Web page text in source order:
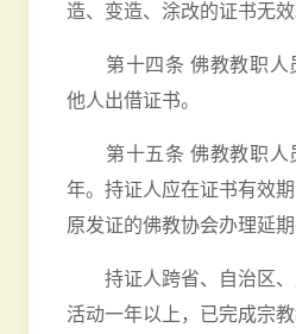
造、变造、涂改的证书无效
第十四条 佛教教职人
他人出借证书。
第十五条 佛教教职人
年。持证人应在证书有效
原发证的佛教协会办理延期
持证人跨省、自治区、
活动一年以上，已完成宗